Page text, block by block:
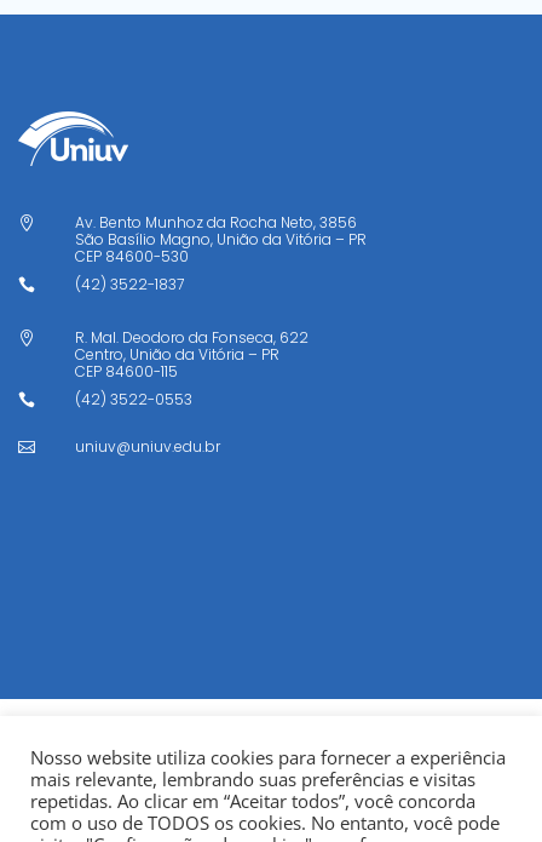

Av. Bento Munhoz da Rocha Neto, 3856
São Basílio Magno, União da Vitória – PR
CEP 84600-530
 (42) 3522-1837

R. Mal. Deodoro da Fonseca, 622
Centro, União da Vitória – PR
CEP 84600-115
 (42) 3522-0553
 uniuv@uniuv.edu.br
Nosso website utiliza cookies para fornecer a experiência
mais relevante, lembrando suas preferências e visitas
repetidas. Ao clicar em “Aceitar todos”, você concorda
com o uso de TODOS os cookies. No entanto, você pode